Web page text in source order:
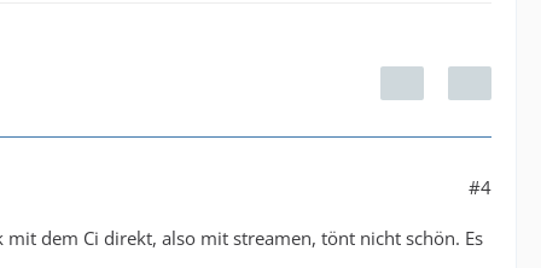
#4
dem Ci direkt, also mit streamen, tönt nicht schön. Es